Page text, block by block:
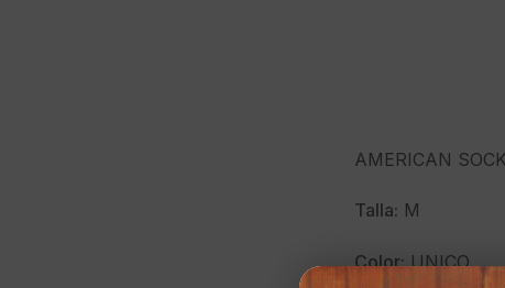
AMERICAN
Talla: M
Color:UNICO